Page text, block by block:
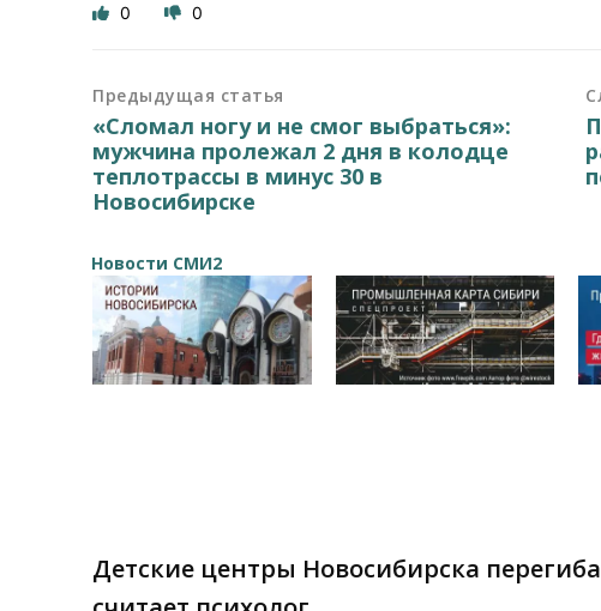
0 0
Предыдущая статья
«Сломал ногу и не смог выбраться»:
мужчина пролежал 2 дня в колодце
теплотрассы в минус 30 в
Новосибирске
Новости СМИ2
Детские центры Новосибирска